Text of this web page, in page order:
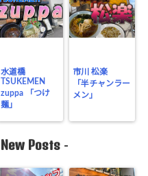
水道橋
TSUKEMEN
zuppa 「つけ
麺」
市川 松楽
「半チャンラー
メン」
New Posts -